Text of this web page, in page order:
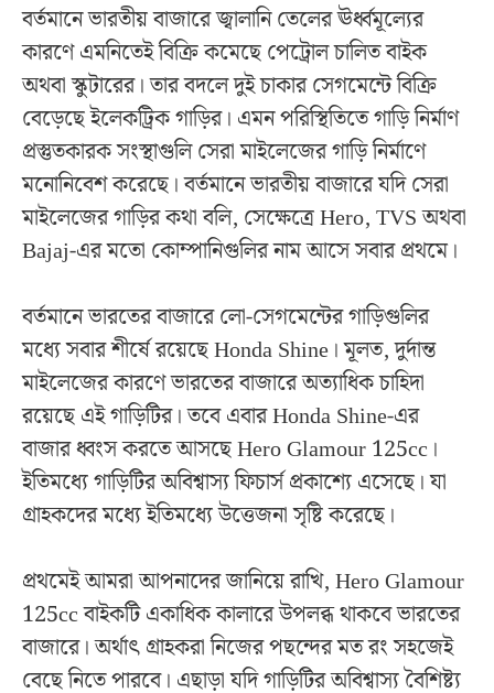
বর্তমানে ভারতীয় বাজারে জ্বালানি তেলের ঊর্ধ্বমূল্যের
কারণে এমনিতেই বিক্রি কমেছে পেট্রোল চালিত বাইক
অথবা স্কুটারের। তার বদলে দুই চাকার সেগমেন্টে বিক্রি
বেড়েছে ইলেকট্রিক গাড়ির। এমন পরিস্থিতিতে গাড়ি নির্মাণ
প্রস্তুতকারক সংস্থাগুলি সেরা মাইলেজের গাড়ি নির্মাণে
মনোনিবেশ করেছে। বর্তমানে ভারতীয় বাজারে যদি সেরা
মাইলেজের গাড়ির কথা বলি, সেক্ষেত্রে Hero, TVS অথবা
Bajaj-এর মতো কোম্পানিগুলির নাম আসে সবার প্রথমে।
বর্তমানে ভারতের বাজারে লো-সেগমেন্টের গাড়িগুলির
মধ্যে সবার শীর্ষে রয়েছে Honda Shine। মূলত, দুর্দান্ত
মাইলেজের কারণে ভারতের বাজারে অত্যাধিক চাহিদা
রয়েছে এই গাড়িটির। তবে এবার Honda Shine-এর
বাজার ধ্বংস করতে আসছে Hero Glamour 125cc।
ইতিমধ্যে গাড়িটির অবিশ্বাস্য ফিচার্স প্রকাশ্যে এসেছে। যা
গ্রাহকদের মধ্যে ইতিমধ্যে উত্তেজনা সৃষ্টি করেছে।
প্রথমেই আমরা আপনাদের জানিয়ে রাখি, Hero Glamour
125cc বাইকটি একাধিক কালারে উপলব্ধ থাকবে ভারতের
বাজারে। অর্থাৎ গ্রাহকরা নিজের পছন্দের মত রং সহজেই
বেছে নিতে পারবে। এছাড়া যদি গাড়িটির অবিশ্বাস্য বৈশিষ্ট্য